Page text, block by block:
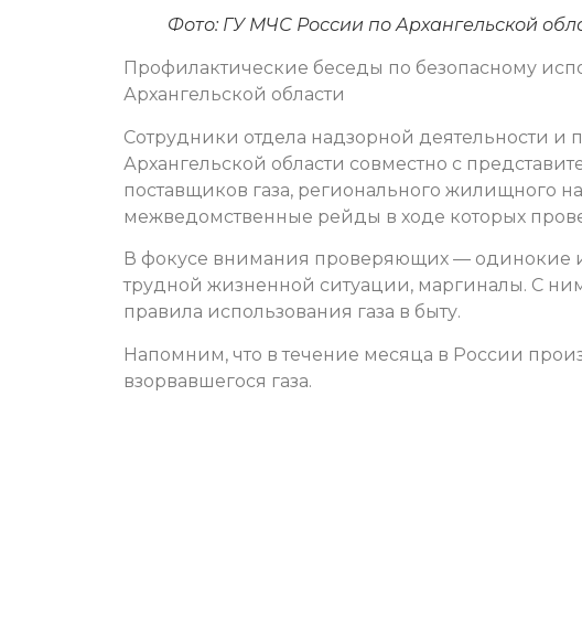
Фото: ГУ МЧС России по Архангельской
Профилактические беседы по безопасному
Архангельской области
Сотрудники отдела надзорной деятельности
Архангельской области совместно с
поставщиков газа, регионального жилищного
межведомственные рейды в ходе которых
В фокусе внимания проверяющих — одинокие
трудной жизненной ситуации, маргиналы. С
правила использования газа в быту.
Напомним, что в течение месяца в России
взорвавшегося газа.